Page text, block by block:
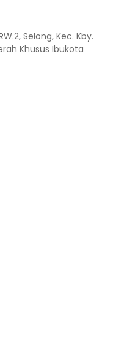
Selong, Kec. Kby.
Khusus Ibukota